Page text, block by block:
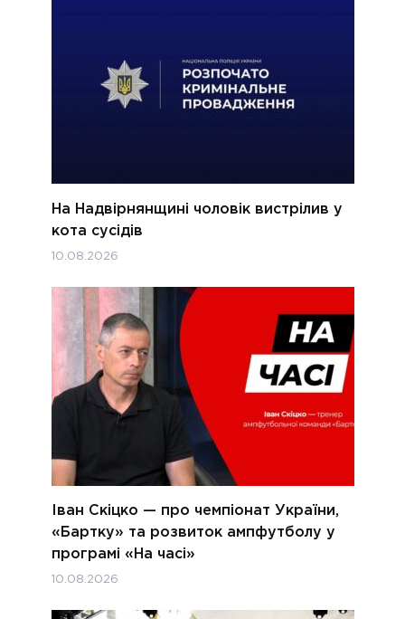
На Надвірнянщині чоловік вистрілив у
кота сусідів
10.08.2026
Іван Скіцко — про чемпіонат України,
«Бартку» та розвиток ампфутболу у
програмі «На часі»
10.08.2026